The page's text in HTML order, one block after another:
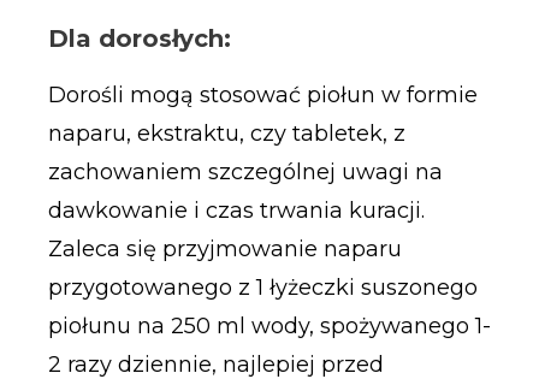
Dla dorosłych:
Dorośli mogą stosować piołun w formie
naparu, ekstraktu, czy tabletek, z
zachowaniem szczególnej uwagi na
dawkowanie i czas trwania kuracji.
Zaleca się przyjmowanie naparu
przygotowanego z 1 łyżeczki suszonego
piołunu na 250 ml wody, spożywanego 1-
2 razy dziennie, najlepiej przed